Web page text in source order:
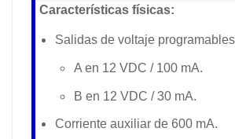
Características físicas:
Salidas de voltaje
A en 12 VDC / 100 mA.
B en 12 VDC / 30 mA.
Corriente auxiliar de 600 mA.